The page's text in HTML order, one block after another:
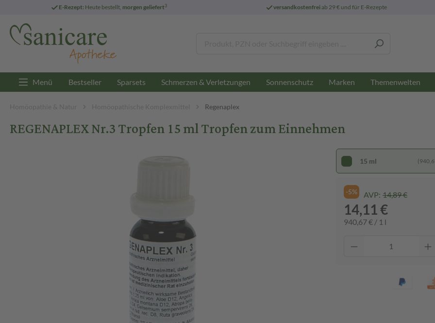
E-Rezept: Heute bestellt, morgen geliefert3 versandkostenfreiab 29 € und für E-Rezepte
Menü Bestseller Sparsets Schmerzen & Verletzungen Sonnenschutz Marken Themenwelten
Homöopathie & Natur Homöopathische Komplexmittel Regenaplex
REGENAPLEX Nr.3 Tropfen 15 ml Tropfen zum Einnehmen
15 ml
-5% AVP: 14,89 €
14,11 €
940,67 € / 1 l